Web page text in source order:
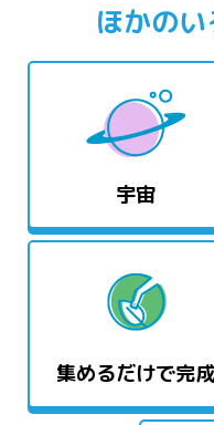
ほかの
宇宙
集めるだけで完成